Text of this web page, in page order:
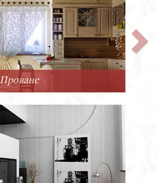
Прованс